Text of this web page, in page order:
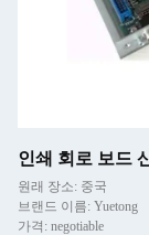
인쇄 회로 보드
원래 장소: 중국
브랜드 이름: Yuetong
가격: negotiable